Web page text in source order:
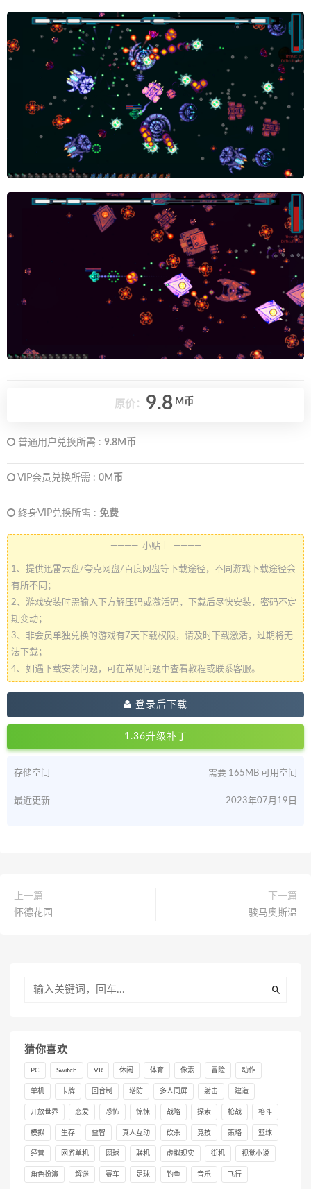
原价： 9.8 M币
普通用户兑换所需 : 9.8M币
VIP会员兑换所需 : 0M币
终身VIP兑换所需 : 免费
———— 小贴士 ————
1、提供迅雷云盘/夸克网盘/百度网盘等下载途径，不同游戏下载途径会
有所不同；
2、游戏安装时需输入下方解压码或激活码，下载后尽快安装，密码不定
期变动；
3、非会员单独兑换的游戏有7天下载权限，请及时下载激活，过期将无
法下载；
4、如遇下载安装问题，可在常见问题中查看教程或联系客服。
登录后下载
1.36升级补丁
存储空间 需要 165MB 可用空间
最近更新 2023年07月19日
上一篇
怀德花园
下一篇
骏马奥斯温
猜你喜欢
PC Switch VR 休闲 体育 像素 冒险 动作
单机 卡牌 回合制 塔防 多人同屏 射击 建造
开放世界 恋爱 恐怖 惊悚 战略 探索 枪战 格斗
模拟 生存 益智 真人互动 砍杀 竞技 策略 篮球
经营 网游单机 网球 联机 虚拟现实 街机 视觉小说
角色扮演 解谜 赛车 足球 钓鱼 音乐 飞行